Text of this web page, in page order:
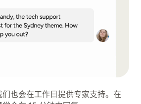
也会在工作日提供专家支持。在